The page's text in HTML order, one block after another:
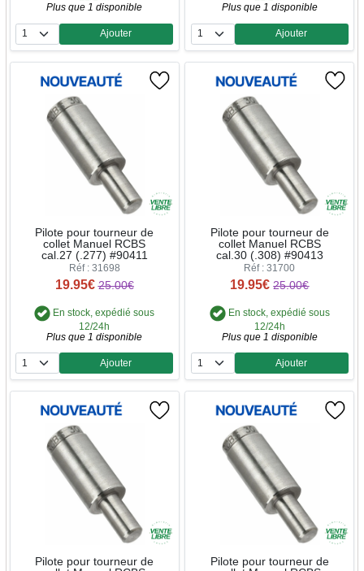
Plus que 1 disponible
Quantité
Ajouter
Plus que 1 disponible
Quantité
Ajouter
Pilote pour tourneur de
collet Manuel RCBS
cal.27 (.277) #90411
Réf : 31698
19.95€ 25.00€
En stock, expédié sous
12/24h
Plus que 1 disponible
Quantité
Ajouter
Pilote pour tourneur de
collet Manuel RCBS
cal.30 (.308) #90413
Réf : 31700
19.95€ 25.00€
En stock, expédié sous
12/24h
Plus que 1 disponible
Quantité
Ajouter
Pilote pour tourneur de
Pilote pour tourneur de